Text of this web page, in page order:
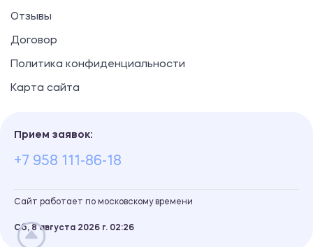
Отзывы
Договор
Политика конфиденциальности
Карта сайта
Прием заявок:
+7 958 111-86-18
Сайт работает по московскому времени
Сб, 8 августа 2026 г. 02:26